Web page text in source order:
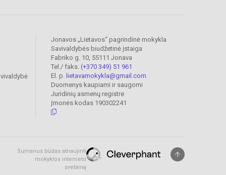
Jonavos „Lietavos“ pagrindinė mokykla
Savivaldybės biudžetinė įstaiga
Fabriko g. 10, 55111 Jonava
Tel./ faks. (+370 349) 51 961
El. p. lietavamokykla@gmail.com
Duomenys kaupiami ir saugomi
Juridinių asmenų registre
Įmonės kodas 190302241
Sumanus būdas atnaujinti
mokyklos interneto
svetainę